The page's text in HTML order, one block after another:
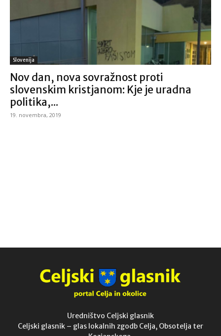
Slovenija
Nov dan, nova sovražnost proti
slovenskim kristjanom: Kje je uradna
politika,...
19. novembra, 2019
Uredništvo Celjski glasnik
Celjski glasnik – glas lokalnih zgodb Celja, Obsotelja ter